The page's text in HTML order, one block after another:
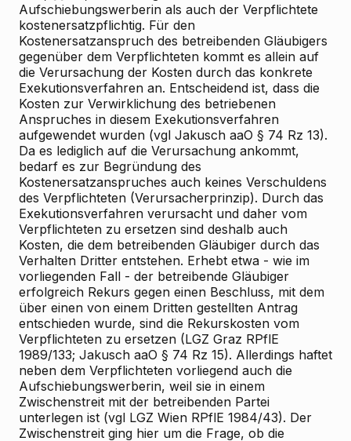
Aufschiebungswerberin als auch der Verpflichtete
kostenersatzpflichtig. Für den
Kostenersatzanspruch des betreibenden Gläubigers
gegenüber dem Verpflichteten kommt es allein auf
die Verursachung der Kosten durch das konkrete
Exekutionsverfahren an. Entscheidend ist, dass die
Kosten zur Verwirklichung des betriebenen
Anspruches in diesem Exekutionsverfahren
aufgewendet wurden (vgl Jakusch aaO § 74 Rz 13).
Da es lediglich auf die Verursachung ankommt,
bedarf es zur Begründung des
Kostenersatzanspruches auch keines Verschuldens
des Verpflichteten (Verursacherprinzip). Durch das
Exekutionsverfahren verursacht und daher vom
Verpflichteten zu ersetzen sind deshalb auch
Kosten, die dem betreibenden Gläubiger durch das
Verhalten Dritter entstehen. Erhebt etwa - wie im
vorliegenden Fall - der betreibende Gläubiger
erfolgreich Rekurs gegen einen Beschluss, mit dem
über einen von einem Dritten gestellten Antrag
entschieden wurde, sind die Rekurskosten vom
Verpflichteten zu ersetzen (LGZ Graz RPflE
1989/133; Jakusch aaO § 74 Rz 15). Allerdings haftet
neben dem Verpflichteten vorliegend auch die
Aufschiebungswerberin, weil sie in einem
Zwischenstreit mit der betreibenden Partei
unterlegen ist (vgl LGZ Wien RPflE 1984/43). Der
Zwischenstreit ging hier um die Frage, ob die